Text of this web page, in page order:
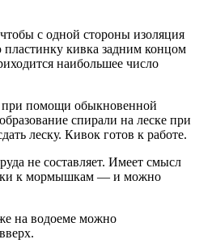
с одной стороны изоляция
пластинку кивка задним концом
наибольшее число
при помощи обыкновенной
спирали на леске при
леску. Кивок готов к работе.
не составляет. Имеет смысл
к мормышкам — и можно
на водоеме можно